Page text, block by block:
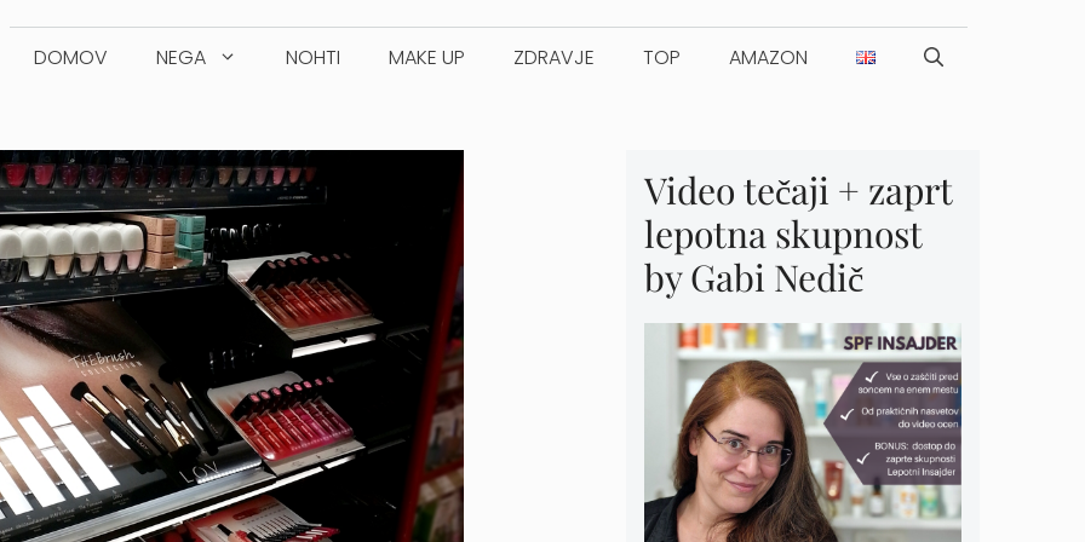
DOMOV NEGA NOHTI MAKE UP ZDRAVJE TOP AMAZON
Video tečaji + zaprt
lepotna skupnost
by Gabi Nedič